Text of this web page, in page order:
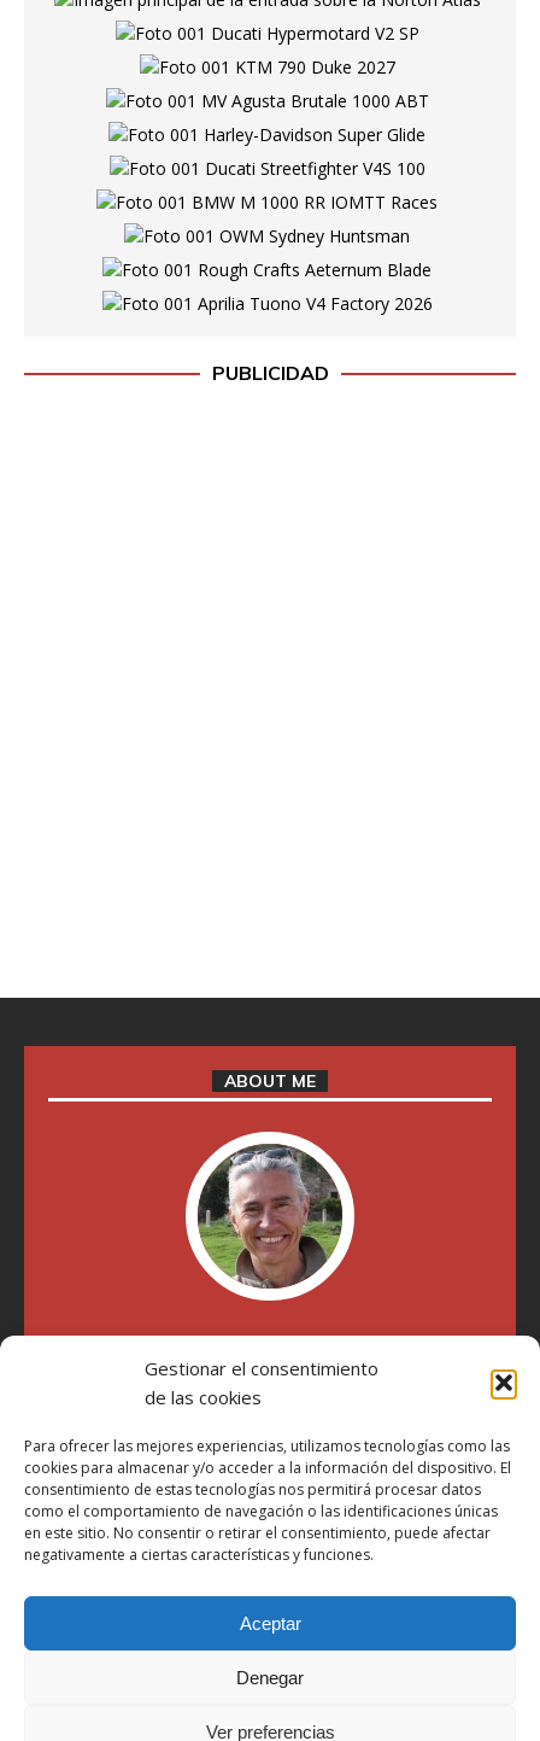
Gestionar el consentimiento
de las cookies
Para ofrecer las mejores experiencias, utilizamos tecnologías como las
cookies para almacenar y/o acceder a la información del dispositivo. El
consentimiento de estas tecnologías nos permitirá procesar datos
como el comportamiento de navegación o las identificaciones únicas
en este sitio. No consentir o retirar el consentimiento, puede afectar
negativamente a ciertas características y funciones.
Aceptar
Denegar
Ver preferencias
PUBLICIDAD
ABOUT ME
"Soy Manel Hospido, nací en Valencia en 1969 y desde el
año 2007 he escrito sobre motos en distintos medios.
Millatrece.com es una apuesta por escribir sobre lo que me
participa"
Aviso Legal
Política de Privacidad
Más Información sobre Cookies